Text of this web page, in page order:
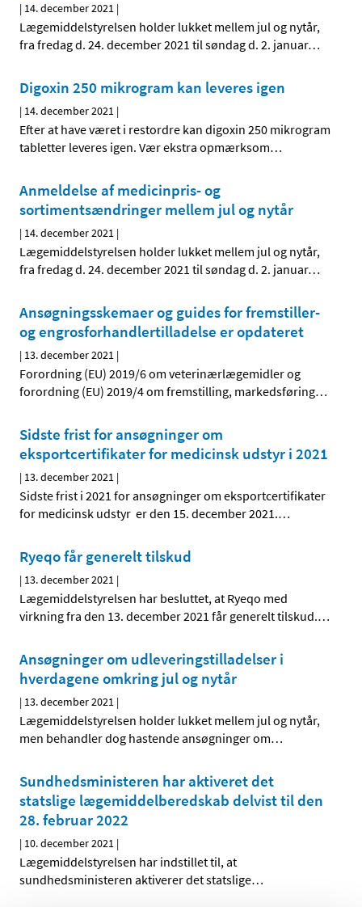
| 14. december 2021 |
Lægemiddelstyrelsen holder lukket mellem jul og nytår,
fra fredag d. 24. december 2021 til søndag d. 2. januar…
Digoxin 250 mikrogram kan leveres igen
| 14. december 2021 |
Efter at have været i restordre kan digoxin 250 mikrogram
tabletter leveres igen. Vær ekstra opmærksom…
Anmeldelse af medicinpris- og
sortimentsændringer mellem jul og nytår
| 14. december 2021 |
Lægemiddelstyrelsen holder lukket mellem jul og nytår,
fra fredag d. 24. december 2021 til søndag d. 2. januar…
Ansøgningsskemaer og guides for fremstiller-
og engrosforhandlertilladelse er opdateret
| 13. december 2021 |
Forordning (EU) 2019/6 om veterinærlægemidler og
forordning (EU) 2019/4 om fremstilling, markedsføring…
Sidste frist for ansøgninger om
eksportcertifikater for medicinsk udstyr i 2021
| 13. december 2021 |
Sidste frist i 2021 for ansøgninger om eksportcertifikater
for medicinsk udstyr er den 15. december 2021.…
Ryeqo får generelt tilskud
| 13. december 2021 |
Lægemiddelstyrelsen har besluttet, at Ryeqo med
virkning fra den 13. december 2021 får generelt tilskud.…
Ansøgninger om udleveringstilladelser i
hverdagene omkring jul og nytår
| 13. december 2021 |
Lægemiddelstyrelsen holder lukket mellem jul og nytår,
men behandler dog hastende ansøgninger om…
Sundhedsministeren har aktiveret det
statslige lægemiddelberedskab delvist til den
28. februar 2022
| 10. december 2021 |
Lægemiddelstyrelsen har indstillet til, at
sundhedsministeren aktiverer det statslige…